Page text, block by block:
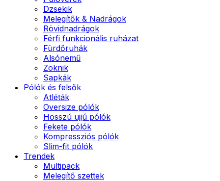
Dzsekik
Melegítők & Nadrágok
Rövidnadrágok
Férfi funkcionális ruházat
Fürdőruhák
Alsónemű
Zoknik
Sapkák
Pólók és felsők
Atléták
Oversize pólók
Hosszú ujjú pólók
Fekete pólók
Kompressziós pólók
Slim-fit pólók
Trendek
Multipack
Melegítő szettek